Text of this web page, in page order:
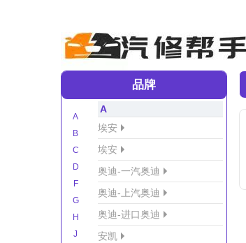
品牌
A
B
C
D
F
G
H
J
A
埃安
埃安
奥迪-一汽奥迪
奥迪-上汽奥迪
奥迪-进口奥迪
安凯